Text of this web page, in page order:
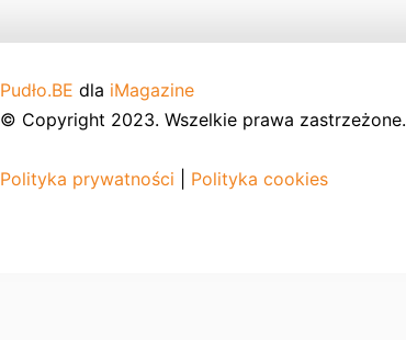
Pudło.BE dla iMagazine
© Copyright 2023. Wszelkie prawa zastrzeżone.
Polityka prywatności Polityka cookies